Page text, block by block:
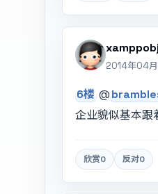
2014年04
6楼 @
企业貌似基本跟
欣赏0 反对0